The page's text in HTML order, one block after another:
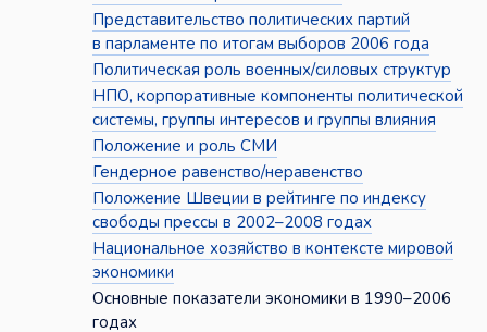
Представительство политических партий
в парламенте по итогам выборов 2006 года
Политическая роль военных/силовых структур
НПО, корпоративные компоненты политической
системы, группы интересов и группы влияния
Положение и роль СМИ
Гендерное равенство/неравенство
Положение Швеции в рейтинге по индексу
свободы прессы в 2002–2008 годах
Национальное хозяйство в контексте мировой
экономики
Основные показатели экономики в 1990–2006
годах